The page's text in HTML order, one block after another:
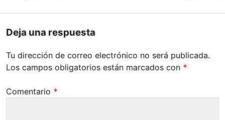
Deja una respuesta
Tu dirección de correo electrónico no será publicada.
Los campos obligatorios están marcados con *
Comentario *